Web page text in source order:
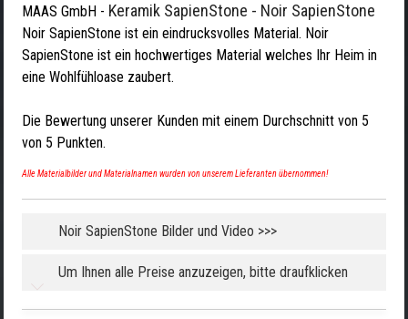
MAAS GmbH - Keramik SapienStone - Noir SapienStone
Noir SapienStone ist ein eindrucksvolles Material. Noir
SapienStone ist ein hochwertiges Material welches Ihr Heim in
eine Wohlfühloase zaubert.
Die Bewertung unserer Kunden mit einem Durchschnitt von 5
von 5 Punkten.
Alle Materialbilder und Materialnamen wurden von unserem Lieferanten übernommen!
Noir SapienStone Bilder und Video >>>
Um Ihnen alle Preise anzuzeigen, bitte draufklicken